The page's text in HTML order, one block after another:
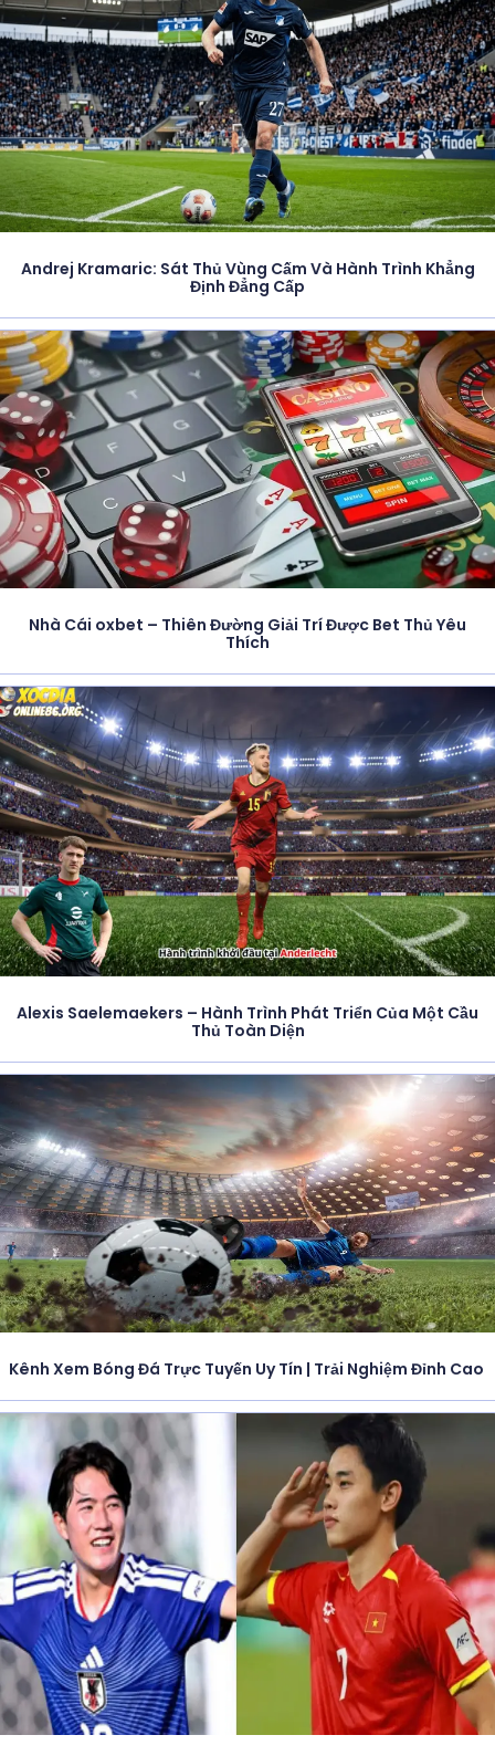
Andrej Kramaric: Sát Thủ Vùng Cấm Và Hành Trình Khẳng
Định Đẳng Cấp
Nhà Cái oxbet – Thiên Đường Giải Trí Được Bet Thủ Yêu
Thích
Alexis Saelemaekers – Hành Trình Phát Triển Của Một Cầu
Thủ Toàn Diện
Kênh Xem Bóng Đá Trực Tuyến Uy Tín | Trải Nghiệm Đỉnh Cao